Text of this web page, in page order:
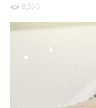
8,570